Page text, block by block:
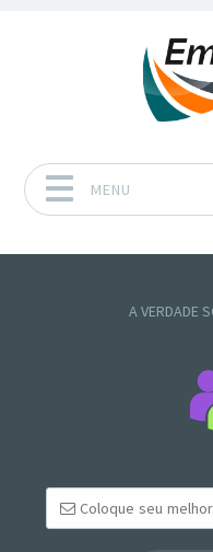
MENU
A VERDADE